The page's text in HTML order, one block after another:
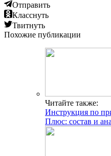
Отправить
Класснуть
Твитнуть
Похожие публикации
Читайте также:
Инструкция по
Плюс: состав и